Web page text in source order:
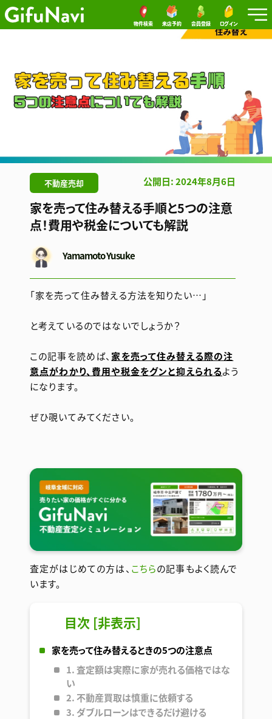
物件検索 来店予約 会員登録 ログイン
不動産売却 公開日: 2024年8月6日
家を売って住み替える手順と5つの注意
点！費用や税金についても解説
Yamamoto Yusuke
「家を売って住み替える方法を知りたい…」
と考えているのではないでしょうか？
この記事を読めば、 家を売って住み替える際の注
意点がわかり、費用や税金をグンと抑えられるよう
になります。
ぜひ覗いてみてください。
査定がはじめての方は、 こちらの記事もよく読んで
います。
目次 [非表示]
家を売って住み替えるときの5つの注意点
1. 査定額は実際に家が売れる価格ではな
い
2. 不動産買取は慎重に依頼する
3. ダブルローンはできるだけ避ける